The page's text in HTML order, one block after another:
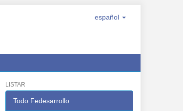
español
LISTAR
Todo Fedesarrollo